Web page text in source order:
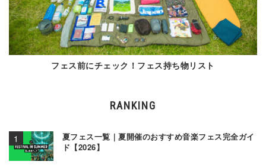
フェス前にチェック！フェス持ち物リスト
RANKING
夏フェス一覧｜夏開催のおすすめ音楽フェス完全ガイ
ド【2026】